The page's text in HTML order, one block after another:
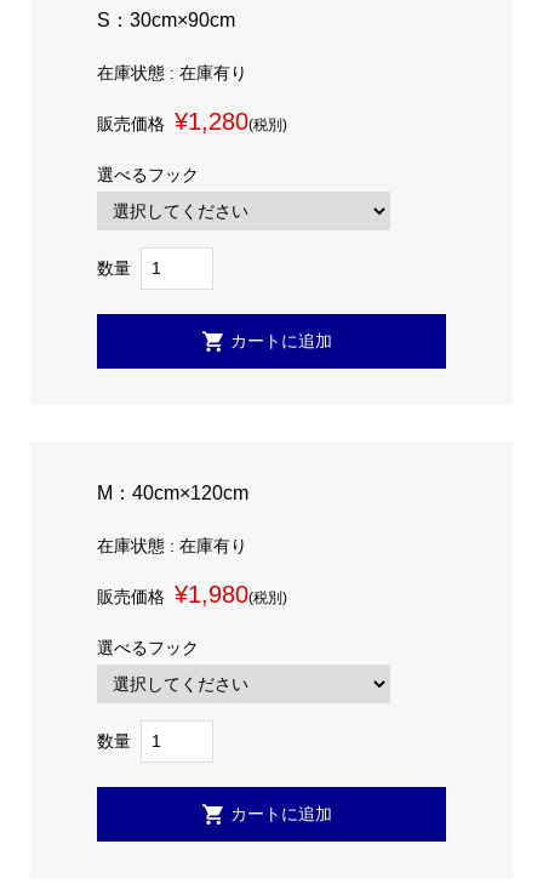
S：30cm×90cm
在庫状態 : 在庫有り
販売価格 ¥1,280(税別)
選べるフック
数量
M：40cm×120cm
在庫状態 : 在庫有り
販売価格 ¥1,980(税別)
選べるフック
数量